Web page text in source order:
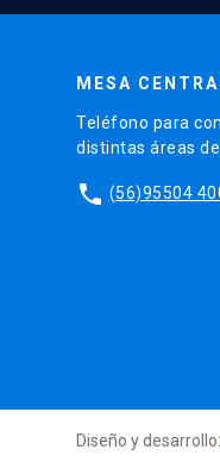
MESA
Teléfono para
distintas áreas de
phone (56)95504
Diseño y desarrollo: